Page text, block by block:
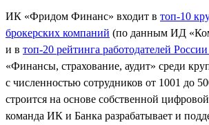
ИК «Фридом Финанс» входит в топ-10
брокерских компаний (по данным ИД
и в топ-20 рейтинга работодателей
«Финансы, страхование, аудит» среди
с численностью сотрудников от 1001 до
строится на основе собственной
команда ИК и Банка разрабатывает и